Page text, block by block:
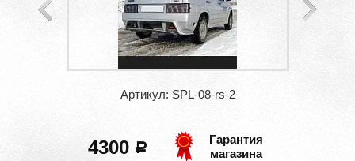
Артикул: SPL-08-rs-2
4300 a
Гарантия
магазина